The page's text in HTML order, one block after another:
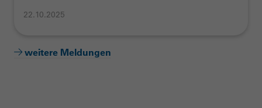
22.10.2025
weitere Meldungen